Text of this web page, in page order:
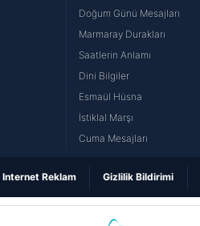
Doğum Günü Mesajları
Marmaray Durakları
Saatlerin Anlamı
Dini Bilgiler
Esmaül Hüsna
İstiklal Marşı
Cuma Mesajları
Internet Reklam Gizlilik Bildirimi